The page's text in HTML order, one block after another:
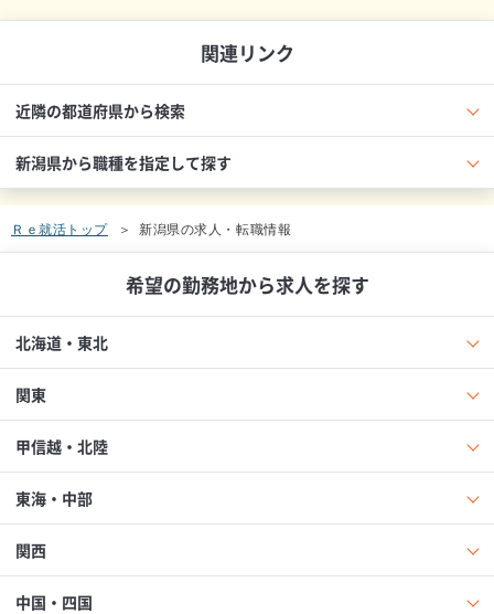
関連リンク
近隣の都道府県から検索
新潟県から職種を指定して探す
Ｒｅ就活トップ 新潟県の求人・転職情報
希望の勤務地から求人を探す
北海道・東北
関東
甲信越・北陸
東海・中部
関西
中国・四国